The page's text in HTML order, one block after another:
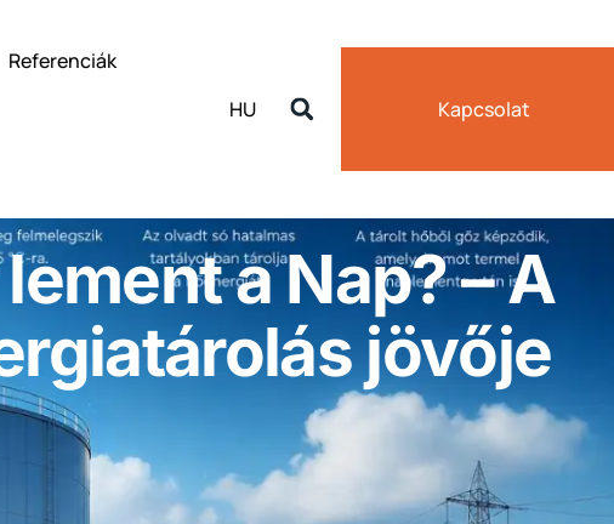
Referenciák
HU Kapcsolat
a Nap? – A
jövője